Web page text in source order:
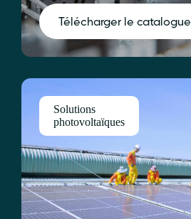
Télécharger le catalogue
Solutions
photovoltaïques